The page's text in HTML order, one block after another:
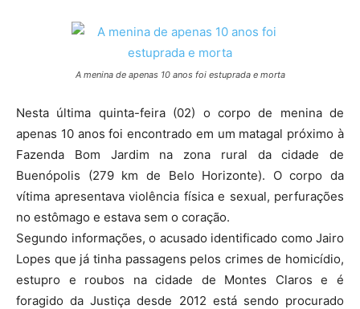
A menina de apenas 10 anos foi estuprada e morta
Nesta última quinta-feira (02) o corpo de menina de
apenas 10 anos foi encontrado em um matagal próximo à
Fazenda Bom Jardim na zona rural da cidade de
Buenópolis (279 km de Belo Horizonte). O corpo da
vítima apresentava violência física e sexual, perfurações
no estômago e estava sem o coração.
Segundo informações, o acusado identificado como Jairo
Lopes que já tinha passagens pelos crimes de homicídio,
estupro e roubos na cidade de Montes Claros e é
foragido da Justiça desde 2012 está sendo procurado